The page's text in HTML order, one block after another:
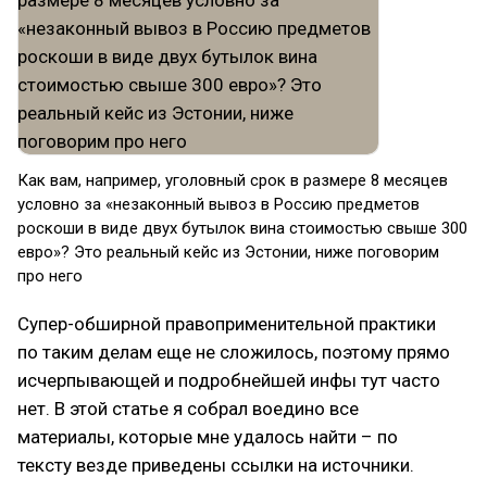
Как вам, например, уголовный срок в размере 8 месяцев
условно за «незаконный вывоз в Россию предметов
роскоши в виде двух бутылок вина стоимостью свыше 300
евро»? Это реальный кейс из Эстонии, ниже поговорим
про него
Супер-обширной правоприменительной практики
по таким делам еще не сложилось, поэтому прямо
исчерпывающей и подробнейшей инфы тут часто
нет. В этой статье я собрал воедино все
материалы, которые мне удалось найти – по
тексту везде приведены ссылки на источники.